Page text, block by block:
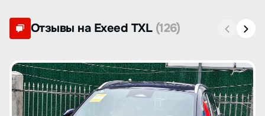
Отзывы на Exeed TXL (126)